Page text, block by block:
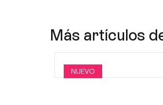
Más artículos
NUEVO